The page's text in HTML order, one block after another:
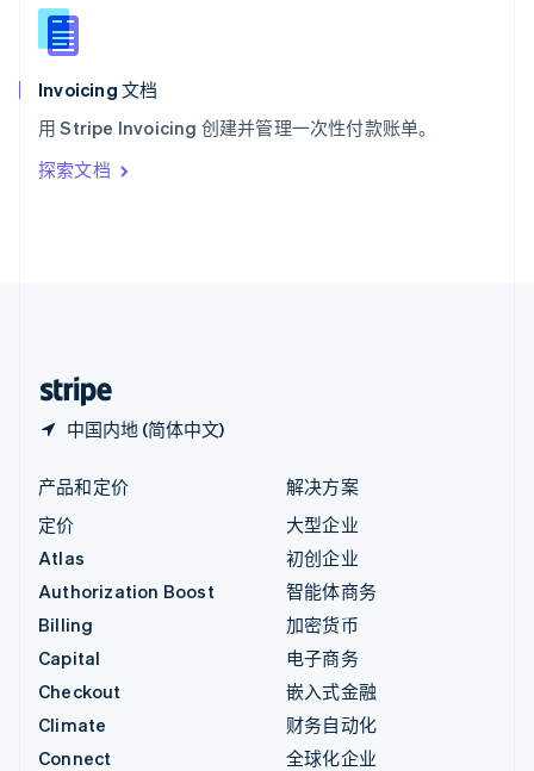
Invoicing 文档
用 Stripe Invoicing 创建并管理一次性付款账单。
探索文档
中国内地 (简体中文)
新西兰
English
匈牙利
English
ItalianoEnglish
印度
English
产品和定价
定价
Atlas
Authorization Boost
Billing
Capital
Checkout
Climate
Connect
解决方案
大型企业
初创企业
智能体商务
加密货币
电子商务
嵌入式金融
财务自动化
全球化企业